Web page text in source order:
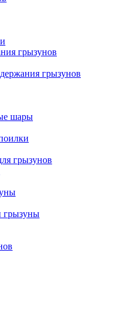
грызунов
грызунов
шары
грызунов
грызуны